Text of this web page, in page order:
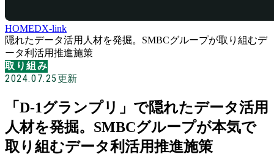
HOMEDX-link
隠れたデータ活用人材を発掘。SMBCグループが取り組むデ
ータ利活用推進施策
取り組み
2024.07.25更新
「D-1グランプリ」で隠れたデータ活用
人材を発掘。SMBCグループが本気で
取り組むデータ利活用推進施策